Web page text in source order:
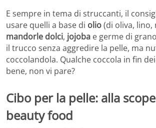
E sempre in tema di struccanti, il
usare quelli a base di olio(di oliva, lino,
mandorle dolci, jojoba e germe di
il trucco senza aggredire la pelle, ma
coccolandola. Qualche coccola in fin
bene, non vi pare?
Cibo per la pelle: alla
beauty food